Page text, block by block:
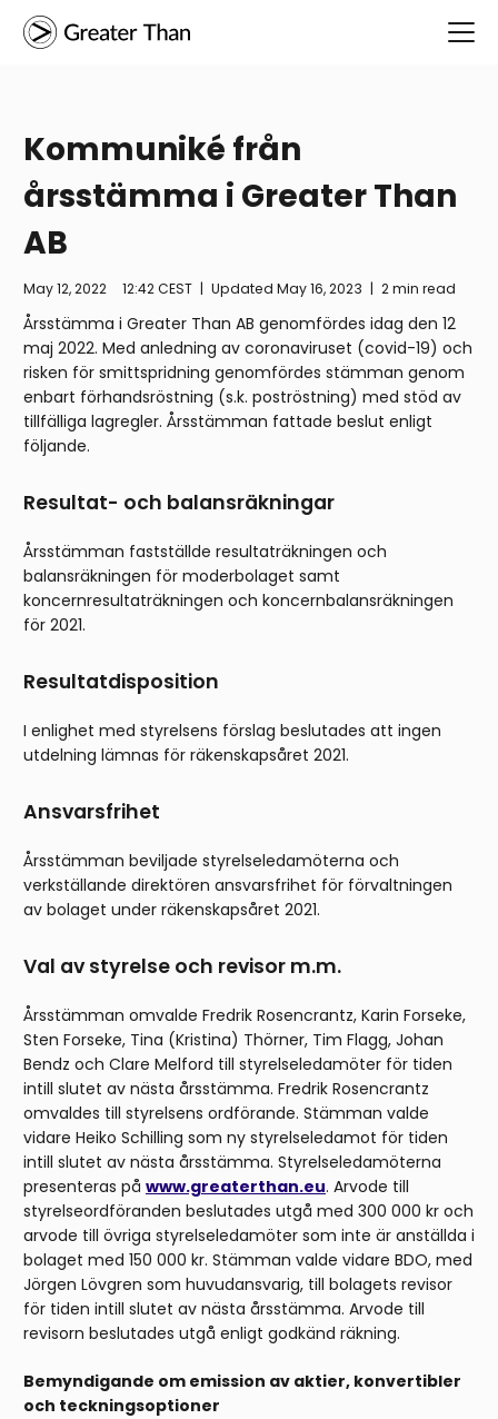
Kommuniké från
årsstämma i Greater Than
AB
May 12, 2022 12:42 CEST | Updated May 16, 2023 | 2 min read
Årsstämma i Greater Than AB genomfördes idag den 12
maj 2022. Med anledning av coronaviruset (covid-19) och
risken för smittspridning genomfördes stämman genom
enbart förhandsröstning (s.k. poströstning) med stöd av
tillfälliga lagregler. Årsstämman fattade beslut enligt
följande.
Resultat- och balansräkningar
Årsstämman fastställde resultaträkningen och
balansräkningen för moderbolaget samt
koncernresultaträkningen och koncernbalansräkningen
för 2021.
Resultatdisposition
I enlighet med styrelsens förslag beslutades att ingen
utdelning lämnas för räkenskapsåret 2021.
Ansvarsfrihet
Årsstämman beviljade styrelseledamöterna och
verkställande direktören ansvarsfrihet för förvaltningen
av bolaget under räkenskapsåret 2021.
Val av styrelse och revisor m.m.
Årsstämman omvalde Fredrik Rosencrantz, Karin Forseke,
Sten Forseke, Tina (Kristina) Thörner, Tim Flagg, Johan
Bendz och Clare Melford till styrelseledamöter för tiden
intill slutet av nästa årsstämma. Fredrik Rosencrantz
omvaldes till styrelsens ordförande. Stämman valde
vidare Heiko Schilling som ny styrelseledamot för tiden
intill slutet av nästa årsstämma. Styrelseledamöterna
presenteras på www.greaterthan.eu. Arvode till
styrelseordföranden beslutades utgå med 300 000 kr och
arvode till övriga styrelseledamöter som inte är anställda i
bolaget med 150 000 kr. Stämman valde vidare BDO, med
Jörgen Lövgren som huvudansvarig, till bolagets revisor
för tiden intill slutet av nästa årsstämma. Arvode till
revisorn beslutades utgå enligt godkänd räkning.
Bemyndigande om emission av aktier, konvertibler
och teckningsoptioner